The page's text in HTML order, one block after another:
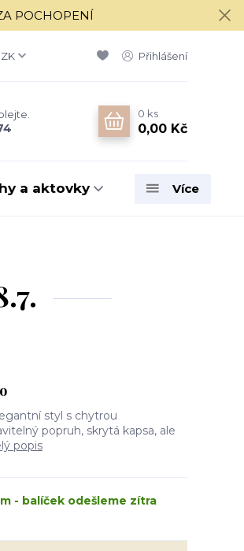
POCHOPENÍ
Přihlášení
0 ks
0,00 Kč
a aktovky Více
styl s chytrou
popruh, skrytá kapsa, ale
popis
- balíček odešleme zítra